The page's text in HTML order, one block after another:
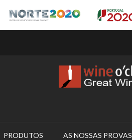
PRODUTOS AS NOSSAS PROVAS